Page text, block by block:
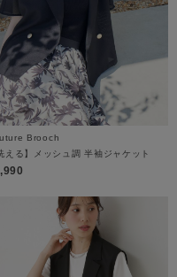
Brooch
える】メッシュ調 半袖ジャケット